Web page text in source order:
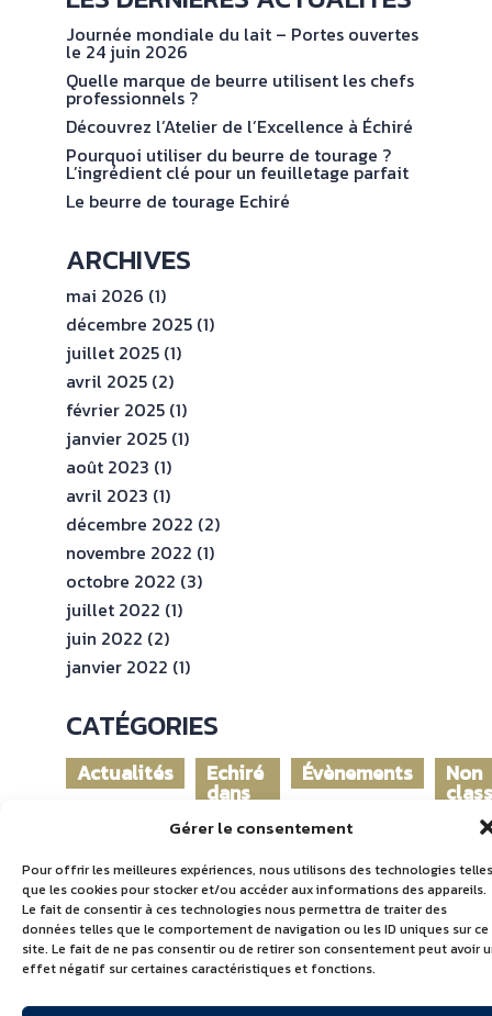
Gérer le consentement
Pour offrir les meilleures expériences, nous utilisons des technologies telles
que les cookies pour stocker et/ou accéder aux informations des appareils.
Le fait de consentir à ces technologies nous permettra de traiter des
données telles que le comportement de navigation ou les ID uniques sur ce
site. Le fait de ne pas consentir ou de retirer son consentement peut avoir
effet négatif sur certaines caractéristiques et fonctions.
NOS
ENGAGEMENTS
ESPACE
PROFESSIONNEL
CONTACT
Journée mondiale du lait – Portes ouvertes
le 24 juin 2026
Quelle marque de beurre utilisent les chefs
professionnels ?
Découvrez l’Atelier de l’Excellence à Échiré
Pourquoi utiliser du beurre de tourage ?
L’ingrédient clé pour un feuilletage parfait
Le beurre de tourage Echiré
ARCHIVES
mai 2026 (1)
décembre 2025 (1)
juillet 2025 (1)
avril 2025 (2)
février 2025 (1)
janvier 2025 (1)
août 2023 (1)
avril 2023 (1)
décembre 2022 (2)
novembre 2022 (1)
octobre 2022 (3)
juillet 2022 (1)
juin 2022 (2)
janvier 2022 (1)
CATÉGORIES
Actualités Echiré
dans
monde
Évènements Non